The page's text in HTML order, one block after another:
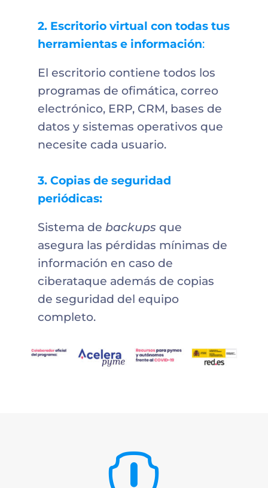
2. Escritorio virtual con todas tus
herramientas e información:
El escritorio contiene todos los
programas de ofimática, correo
electrónico, ERP, CRM, bases de
datos y sistemas operativos que
necesite cada usuario.
3. Copias de seguridad
periódicas:
Sistema de backups que
asegura las pérdidas mínimas de
información en caso de
ciberataque además de copias
de seguridad del equipo
completo.